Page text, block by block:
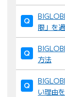
限」を
方法
い理由